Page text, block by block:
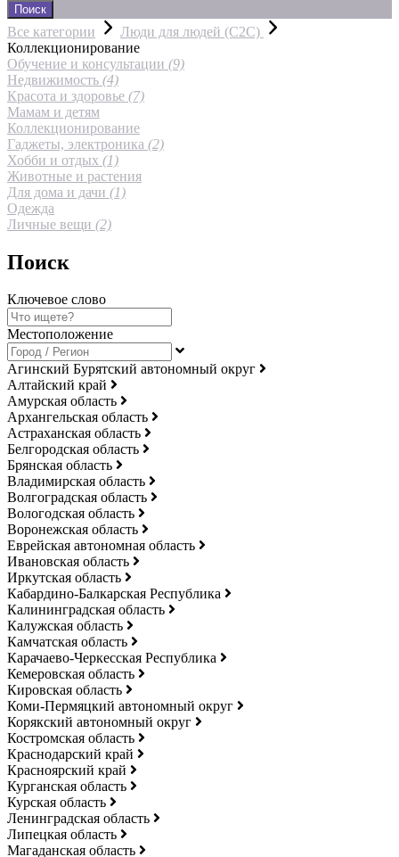
Поиск
Все категории
Люди для людей (С2С)
Коллекционирование
Обучение и консультации (9)
Недвижимость (4)
Красота и здоровье (7)
Мамам и детям
Коллекционирование
Гаджеты, электроника (2)
Хобби и отдых (1)
Животные и растения
Для дома и дачи (1)
Одежда
Личные вещи (2)
Поиск
Ключевое слово
Местоположение
Агинский Бурятский автономный округ
Алтайский край
Амурская область
Архангельская область
Астраханская область
Белгородская область
Брянская область
Владимирская область
Волгоградская область
Вологодская область
Воронежская область
Еврейская автономная область
Ивановская область
Иркутская область
Кабардино-Балкарская Республика
Калининградская область
Калужская область
Камчатская область
Карачаево-Черкесская Республика
Кемеровская область
Кировская область
Коми-Пермяцкий автономный округ
Корякский автономный округ
Костромская область
Краснодарский край
Красноярский край
Курганская область
Курская область
Ленинградская область
Липецкая область
Магаданская область